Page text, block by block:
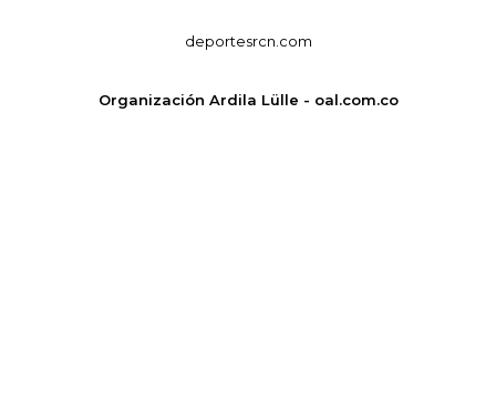
deportesrcn.com
Organización Ardila Lülle - oal.com.co